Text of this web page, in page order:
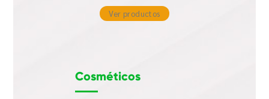
Ver productos
Cosméticos